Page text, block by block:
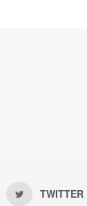
TWITTER